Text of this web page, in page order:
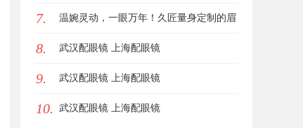
7. 温婉灵动，一眼万年！久匠量身定制的眉
眼唇，才是你整张脸的点睛之笔！淡颜系
女生的气质加分项
8. 武汉配眼镜 上海配眼镜
9. 武汉配眼镜 上海配眼镜
10. 武汉配眼镜 上海配眼镜